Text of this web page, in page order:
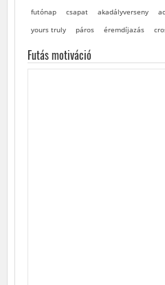
futónap
csapat akadályverseny
yours truly
páros éremdíjazás
Futás motiváció